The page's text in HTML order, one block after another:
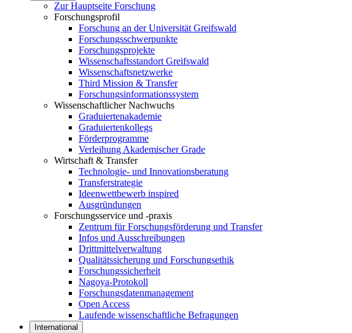
Zur Hauptseite Forschung
Forschungsprofil
Forschung an der Universität Greifswald
Forschungsschwerpunkte
Forschungsprojekte
Wissenschaftsstandort Greifswald
Wissenschaftsnetzwerke
Third Mission & Transfer
Forschungsinformationssystem
Wissenschaftlicher Nachwuchs
Graduiertenakademie
Graduiertenkollegs
Förderprogramme
Verleihung Akademischer Grade
Wirtschaft & Transfer
Technologie- und Innovationsberatung
Transferstrategie
Ideenwettbewerb inspired
Ausgründungen
Forschungsservice und -praxis
Zentrum für Forschungsförderung und Transfer
Infos und Ausschreibungen
Drittmittelverwaltung
Qualitätssicherung und Forschungsethik
Forschungssicherheit
Nagoya-Protokoll
Forschungsdatenmanagement
Open Access
Laufende wissenschaftliche Befragungen
International